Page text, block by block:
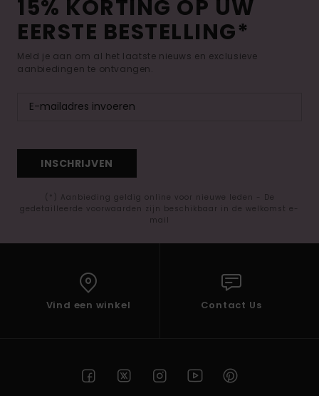
15% KORTING OP UW
EERSTE BESTELLING*
Meld je aan om al het laatste nieuws en exclusieve
aanbiedingen te ontvangen.
INSCHRIJVEN
(*) Aanbieding geldig online voor nieuwe leden - De
gedetailleerde voorwaarden zijn beschikbaar in de welkomst e-
mail
Vind een winkel Contact Us